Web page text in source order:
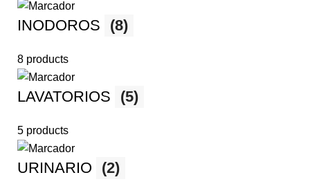
INODOROS (8)
8 products
LAVATORIOS (5)
5 products
URINARIO (2)